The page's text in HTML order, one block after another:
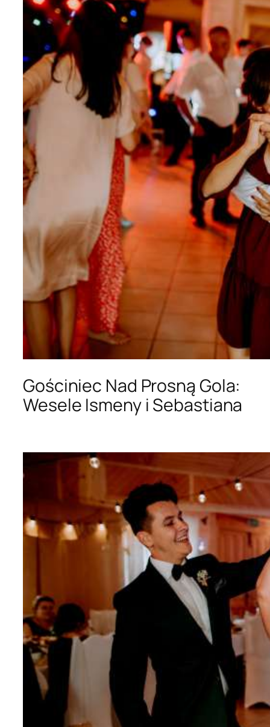
Gościniec Nad Prosną Gola:
Wesele Ismeny i Sebastiana